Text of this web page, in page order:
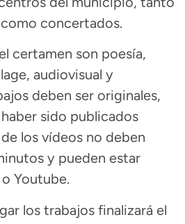
concertados.
certamen son poesía,
audiovisual y
deben ser originales,
sido publicados
los vídeos no deben
y pueden estar
Youtube.
los trabajos finalizará el